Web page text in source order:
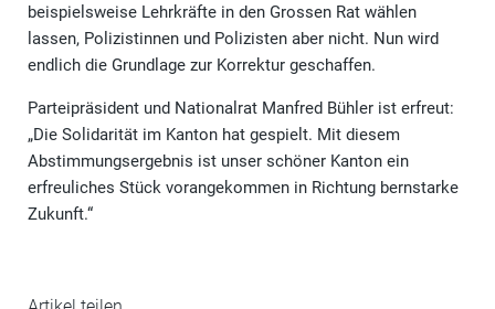
beispielsweise Lehrkräfte in den Grossen Rat wählen
lassen, Polizistinnen und Polizisten aber nicht. Nun wird
endlich die Grundlage zur Korrektur geschaffen.
Parteipräsident und Nationalrat Manfred Bühler ist erfreut:
„Die Solidarität im Kanton hat gespielt. Mit diesem
Abstimmungsergebnis ist unser schöner Kanton ein
erfreuliches Stück vorangekommen in Richtung bernstarke
Zukunft.“